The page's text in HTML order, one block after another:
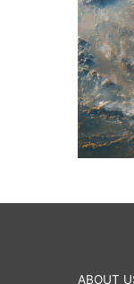
ABOUT